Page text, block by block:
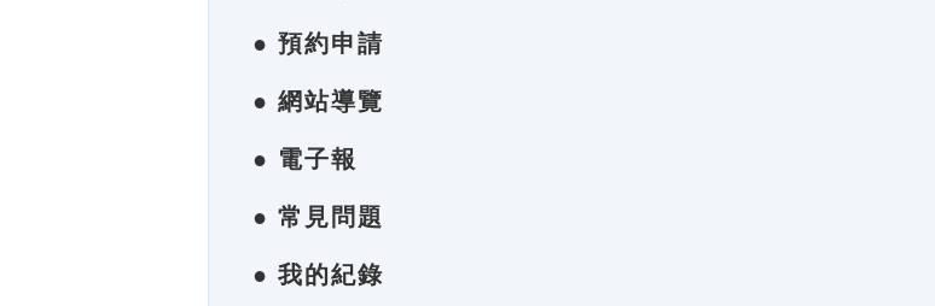
● 預約申請
● 網站導覽
● 電子報
● 常見問題
● 我的紀錄